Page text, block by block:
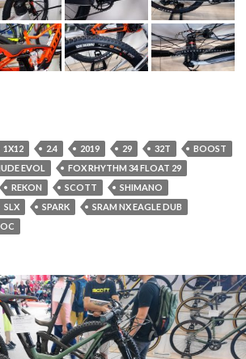
1X12 2.4 2019 29 32T
BOOST
EVOL
FOX RHYTHM 34 FLOAT 29
REKON SCOTT
SHIMANO
SLX SPARK
SRAM NX EAGLE DUB